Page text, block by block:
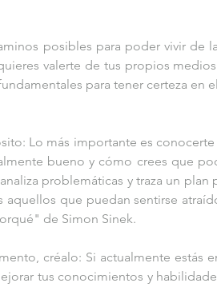
posibles para poder vivir de
valerte de tus propios
para tener certeza en
Lo más importante es
bueno y cómo crees que
problemáticas y traza un plan
aquellos que puedan sentirse
de Simon Sinek.
créalo: Si actualmente
tus conocimientos y